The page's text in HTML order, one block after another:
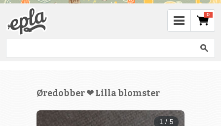
0
Øredobber ❤ Lilla blomster
1 / 5